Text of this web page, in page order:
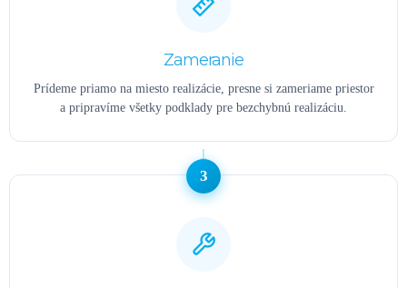
Zameranie
Prídeme priamo na miesto realizácie, presne si zameriame priestor
a pripravíme všetky podklady pre bezchybnú realizáciu.
3